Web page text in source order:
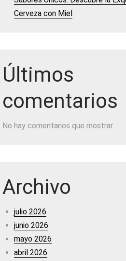
Cerveza con Miel
Últimos
comentarios
No hay comentarios que mostrar.
Archivo
julio 2026
junio 2026
mayo 2026
abril 2026